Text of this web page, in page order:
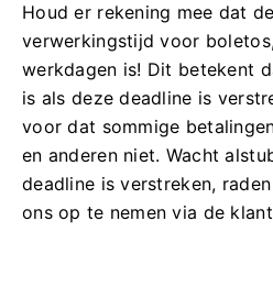
Houd er rekening mee dat
verwerkingstijd voor
werkdagen is! Dit betekent
is als deze deadline is
voor dat sommige
en anderen niet. Wacht
deadline is verstreken,
ons op te nemen via de